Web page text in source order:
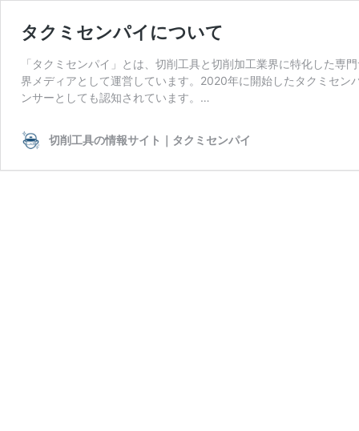
タクミセンパイについて
「タクミセンパイ」とは、切削工具と切削加工業界に特化した
界メディアとして運営しています。2020年に開始したタクミセ
ンサーとしても認知されています。…
切削工具の情報サイト｜タクミセンパイ